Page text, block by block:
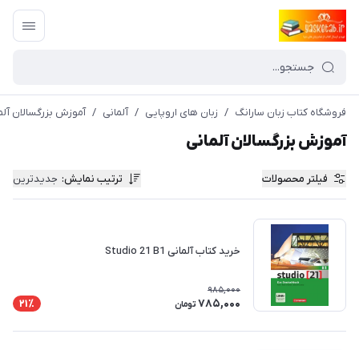
فروشگاه کتاب زبان سارانگ / زبان های اروپایی / آلمانی / آموزش بزرگسالان
آموزش بزرگسالان آلمانی
فیلتر محصولات ترتیب نمایش: جدیدترین
خرید کتاب آلمانی Studio 21 B1
985,000
785,000 تومان 21٪